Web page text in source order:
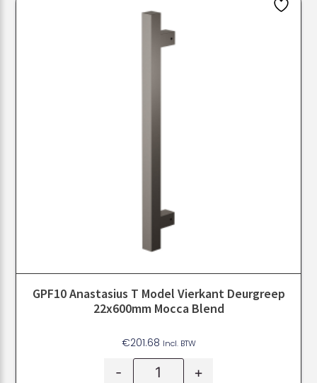
GPF10 Anastasius T Model Vierkant Deurgreep
22x600mm Mocca Blend
€201.68 Incl. BTW
- +